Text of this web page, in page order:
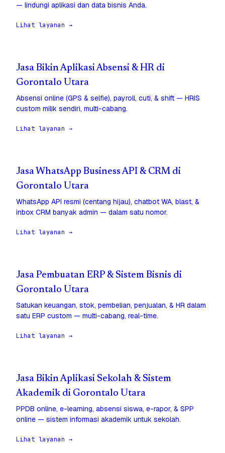
— lindungi aplikasi dan data bisnis Anda.
Lihat layanan →
Jasa Bikin Aplikasi Absensi & HR di
Gorontalo Utara
Absensi online (GPS & selfie), payroll, cuti, & shift — HRIS
custom milik sendiri, multi-cabang.
Lihat layanan →
Jasa WhatsApp Business API & CRM di
Gorontalo Utara
WhatsApp API resmi (centang hijau), chatbot WA, blast, &
inbox CRM banyak admin — dalam satu nomor.
Lihat layanan →
Jasa Pembuatan ERP & Sistem Bisnis di
Gorontalo Utara
Satukan keuangan, stok, pembelian, penjualan, & HR dalam
satu ERP custom — multi-cabang, real-time.
Lihat layanan →
Jasa Bikin Aplikasi Sekolah & Sistem
Akademik di Gorontalo Utara
PPDB online, e-learning, absensi siswa, e-rapor, & SPP
online — sistem informasi akademik untuk sekolah.
Lihat layanan →